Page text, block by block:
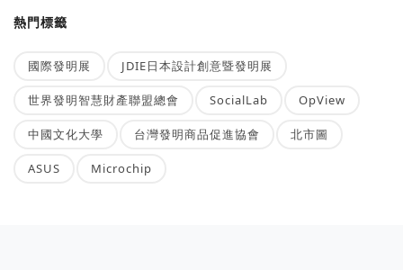
熱門標籤
國際發明展 JDIE日本設計創意暨發明展
世界發明智慧財產聯盟總會 SocialLab OpView
中國文化大學 台灣發明商品促進協會 北市圖
ASUS Microchip